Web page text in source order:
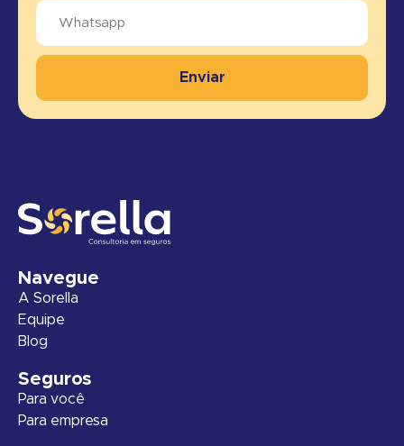
Enviar
Navegue
A Sorella
Equipe
Blog
Seguros
Para você
Para empresa